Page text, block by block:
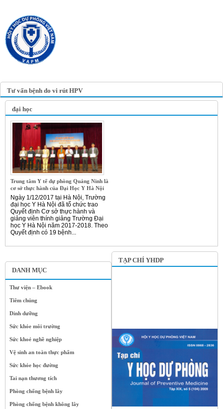
Tư vấn bệnh do vi rút HPV
DANH MỤC
Thư viện – Ebook
Tiêm chủng
Dinh dưỡng
Sức khỏe môi trường
Sức khoẻ nghề nghiệp
Vệ sinh an toàn thực phẩm
Sức khỏe học đường
Tai nạn thương tích
Phòng chống bệnh lây
Phòng chống bệnh không lây
đại học
Trung tâm Y tế dự phòng Quảng Ninh là
cơ sở thực hành của Đại Học Y Hà Nội
Ngày 1/12/2017 tại Hà Nội, Trường
đại học Y Hà Nội đã tổ chức trao
Quyết định Cơ sở thực hành và
giảng viên thính giảng Trường Đại
học Y Hà Nội năm 2017-2018. Theo
Quyết định có 19 bệnh...
TẠP CHÍ YHDP